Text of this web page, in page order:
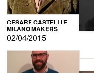
CESARE CASTELLI E
MILANO MAKERS
02/04/2015